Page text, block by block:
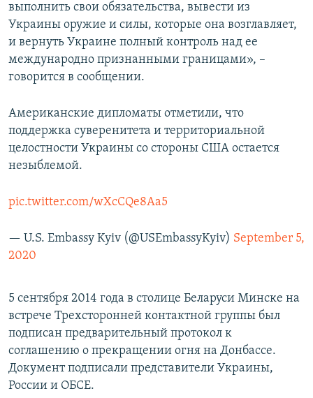
выполнить свои обязательства, вывести из
Украины оружие и силы, которые она возглавляет,
и вернуть Украине полный контроль над ее
международно признанными границами», –
говорится в сообщении.
Американские дипломаты отметили, что
поддержка суверенитета и территориальной
целостности Украины со стороны США остается
незыблемой.
pic.twitter.com/wXcCQe8Aa5
— U.S. Embassy Kyiv (@USEmbassyKyiv) September 5,
2020
5 сентября 2014 года в столице Беларуси Минске на
встрече Трехсторонней контактной группы был
подписан предварительный протокол к
соглашению о прекращении огня на Донбассе.
Документ подписали представители Украины,
России и ОБСЕ.